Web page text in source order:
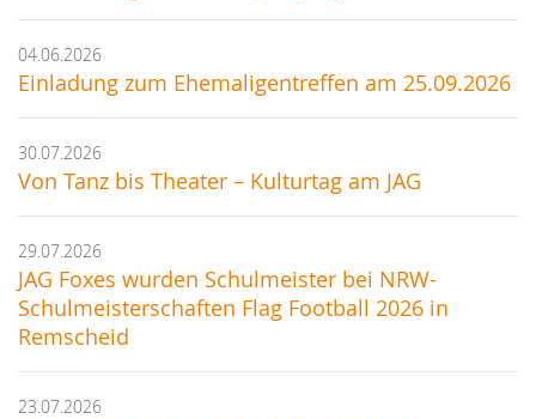
04.06.2026
Einladung zum Ehemaligentreffen am 25.09.2026
30.07.2026
Von Tanz bis Theater – Kulturtag am JAG
29.07.2026
JAG Foxes wurden Schulmeister bei NRW-
Schulmeisterschaften Flag Football 2026 in
Remscheid
23.07.2026